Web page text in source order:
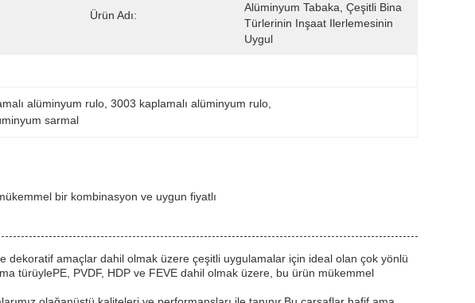
Ürün Adı:
Alüminyum Tabaka, Çeşitli Bina
Türlerinin Inşaat Ilerlemesinin
Uygul
alüminyum rulo , 3003 kaplamalı alüminyum rulo
sarmal
bir kombinasyon ve uygun fiyatlı
dekoratif amaçlar dahil olmak üzere çeşitli uygulamalar için ideal olan çok yönlü
türüylePE, PVDF, HDP ve FEVE dahil olmak üzere, bu ürün mükemmel